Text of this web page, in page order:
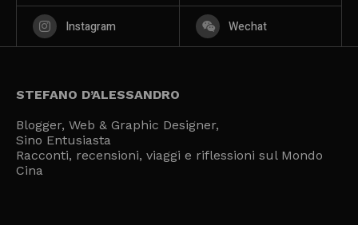
Instagram Wechat
STEFANO D’ALESSANDRO
Blogger, Web & Graphic Designer,
Sino Entusiasta
Racconti, recensioni, viaggi e riflessioni sul Mondo
Cina